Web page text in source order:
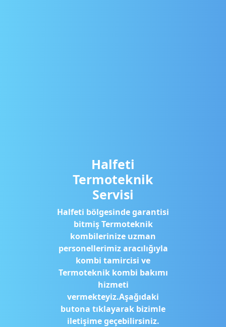
Halfeti
Termoteknik
Servisi
Halfeti bölgesinde garantisi
bitmiş Termoteknik
kombilerinize uzman
personellerimiz aracılığıyla
kombi tamircisi ve
Termoteknik kombi bakımı
hizmeti
vermekteyiz.Aşağıdaki
butona tıklayarak bizimle
iletişime geçebilirsiniz.